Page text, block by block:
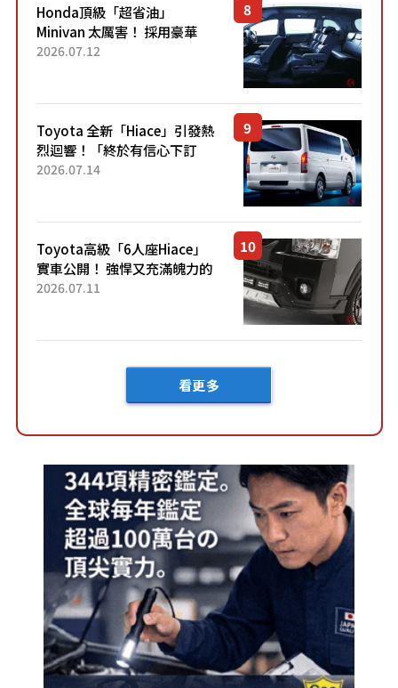
Honda頂級「超省油」
Minivan 太厲害！ 採用豪華
「真皮座椅」與專屬「黑色內
「三...
2026.07.12
Toyota 全新「Hiace」引發熱
烈迴響！「終於有信心下訂
了！」「哪個等級交車最
車？...
2026.07.14
Toyota高級「6人座Hiace」
實車公開！ 強悍又充滿魄力的
「全黑設計」搭配特別「豪華
2026.07.11
看更多